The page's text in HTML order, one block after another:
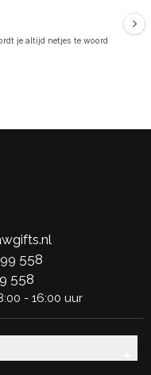
je altijd netjes te woord
558
558
- 16:00 uur